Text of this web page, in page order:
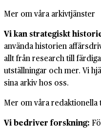
Mer om våra arkivtjänster
Vi kan strategiskt
använda historien
allt från research till
utställningar och mer. Vi
sina arkiv hos oss.
Mer om våra redaktionella
Vi bedriver forskning: